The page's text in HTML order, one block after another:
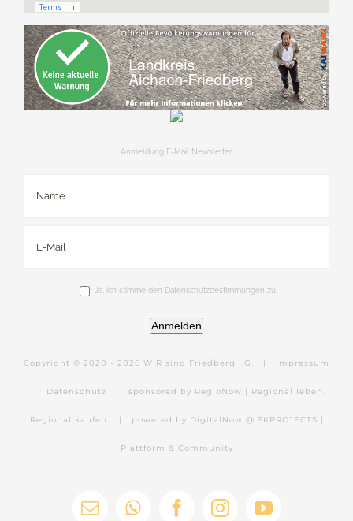
Anmeldung E-Mail Newsletter
Ja, ich stimme den Datenschutzbestimmungen zu.
Anmelden
Copyright © 2020 - 2026 WIR sind Friedberg i.G. | Impressum
| Datenschutz | sponsored by RegioNow | Regional leben.
Regional kaufen. | powered by DigitalNow @ SKPROJECTS |
Plattform & Community
E- WhatsAppFacebookInstagramYouTube